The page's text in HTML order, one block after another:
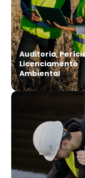
Auditoria,
Licenciamento
Ambiental